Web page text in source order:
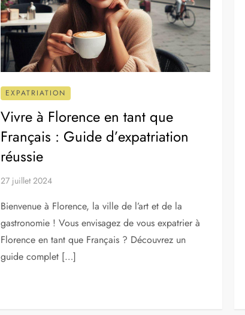
EXPATRIATION
Vivre à Florence en tant que
Français : Guide d’expatriation
réussie
27 juillet 2024
Bienvenue à Florence, la ville de l’art et de la
gastronomie ! Vous envisagez de vous expatrier à
Florence en tant que Français ? Découvrez un
guide complet […]